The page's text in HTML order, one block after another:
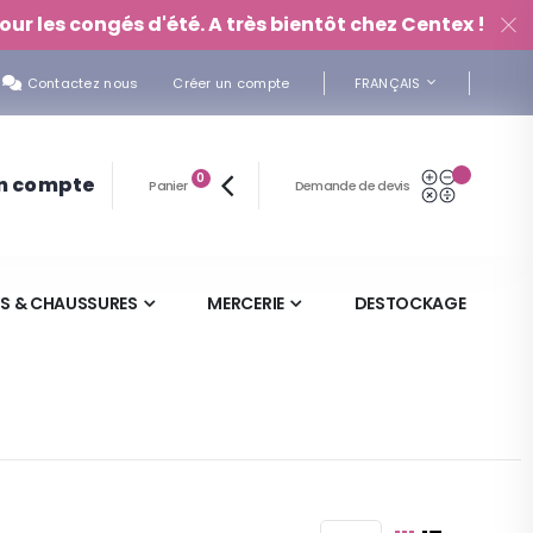
les congés d'été. A très bientôt chez Centex !
Contactez nous Créer un compte LANGUE
FRANÇAIS
compte Panier
0articles
Panier Demande de devis Mon
& CHAUSSURES MERCERIE DESTOCKAGE